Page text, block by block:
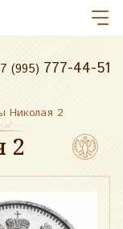
(995) 777-44-51
Николая 2
2